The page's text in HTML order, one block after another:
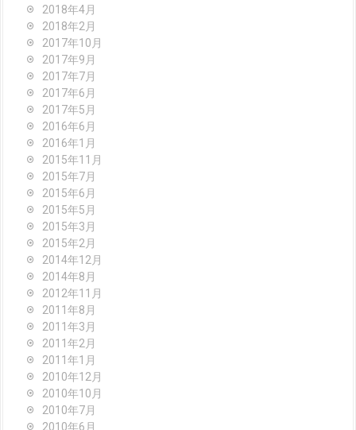
2018年4月
2018年2月
2017年10月
2017年9月
2017年7月
2017年6月
2017年5月
2016年6月
2016年1月
2015年11月
2015年7月
2015年6月
2015年5月
2015年3月
2015年2月
2014年12月
2014年8月
2012年11月
2011年8月
2011年3月
2011年2月
2011年1月
2010年12月
2010年10月
2010年7月
2010年6月